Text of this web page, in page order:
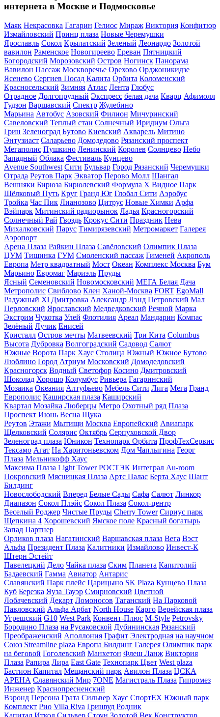
интернета в Москве и Подмосковье
Маяк Некрасовка Гагарин Гелиос Мираж Виктория Конфитюр
Измайловский Принц плаза Новые Черемушки
Ярославль Сокол Крылатский Зеленый Леонардо Золотой
вавилон Раменское Новогиреево Ереван Пятницкий
Богородский Морозовский Остров Ногинск Панорама
Вавилон Пассаж Москворечье Орехово Орджоникидзе
Ясенево Cергиев Посад Калита Орбита Коломенский
Красносельский Зимняя Атлас Лента Глобус
Отрадное Долгопрудный Экспресс белая дача Кварц Афимолл
Гудзон Варшавский Спектр Жулебино
Марьина Автобус Азовский Филион Мичуринский
Савеловский Теплый стан Солнечный Иридиум Ольга
Грин Зеленоград Бутово Киевский Акварель Митино
Энтузиаст Саларьево Домодедово Рязанский проспект
Мегаполис Пушкино Ленинский Королев Солнцево Небо
Западный Облака Фестиваль Кунцево
Avenue Southwest Сити Бульвар Город Рязанский Черемушки
Отрада Реутов Парк Экватор Перово Молл Шангал
Вешняки Бирюза Бирюлевский Формула X Видное Парк
Шёлковый Путь Круг Гранд Юг Глобал Сити Аэробус
Тройка Час Пик Лианозово Цитрус Новые Химки Арфа
Вэйпарк Митинский радиорынок Ладья Красногорский
Солнечный Рай Гвоздь Крокус Сити Праздник Нева
Михалковский Парус Тимирязевский Метромаркет Галерея
Аэропорт
Арена Плаза Райкин Плаза Савёловский Олимпик Плаза
ЦУМ Тишинка ГУМ Смоленский пассаж Гименей Акрополь
Европа Метр квадратный Мост Океан Комплекс Москва Бум
Марьино Евромаг Мариэль Пруды
Ясный Семеновский Новомосковский МЕГА Белая Дача
Метрополис Свиблово Клен Ханой-Москва FORT EgoMall
Радужный Xl Дмитровка Александр Лэнд Петровский Мал
Перловский Ярославский Медведковский Речной Марка
Экстрим Чукотка Улей Флотилия Ареал Мандарин Компас
Зелёный Лучик Енисей
Кристалл Остров мечты Матвеевский Три Кита Columbus
Высота Дубровка Волгоградский Садовод Салют
Южные Ворота Парк Хаус Столица Южный Южное Бутово
Люблино Город Атриум Московский Домодедовский
Красногорск Водный Светофор Косино Дмитровский
Шоколад Хорошо Колумбус Ривьера Гагаринский
Мозаика Океания Алтуфьево Мебель Сити Лига Мега Гранд
Европолис Каширская плаза Каширский
Квартал Мозайка Люберцы Метро Охотный ряд Плаза
Проспект Июнь Весна Щука
Реутов Этажи Мытищи Москва Европейский Авиапарк
Щелковский Солярис Октябрь Серпуховской Двор
Зеленоград плаза Юникон Технопарк Орбита ПрофТехСервис
Тексамо Агат На Харитоньевском Дом Чаплыгина Георг
Плаза Мельникофф Хаус
Максима Плаза Light Tower РОСТЭК Интеграл Au-room
Покровский Мясницкая Плаза Артс Палас Берта Хаус Шант
Билдинг
Новослободский Вперед Белые Сады Сафа Салют Линкор
Диапазон Сокол Плэйс Сокол Плаза Сокол-центр
Веселый Роджер Чистые Пруды Cherry Tower Сириус парк
Щепкина 4 Хорошевский Ямское поле Красный богатырь
Запад Партнер
Орликов плаза Нагатинский Варшавская плаза Вега Вэст
Альфа Президент Плаза Калитники Измайлово Инвест-К
Штерн Эстейт
Павелецкий Дело Чайка плаза Ским Планета Капитолий
Бадаевский Гамма Авиатор Антарис
Славянский Парк плейс Царицыно SK Plaza Кунцево Плаза
Куб Березка Яуза Тауэр Смирновский Цветной
Лобачевский Декарт Ломоносов Таганский На Парковой
Павловский Альфа Арбат North House Карго Верейская плаза
Угрешский G10 West Park Конвент-Плюс M-Style Petrovsky
Бородино Плаза на Русаковской Дубининская Рязанский
Преображенский Аполлония Графит Электродная на научном
Союз Streamline plaza Европа Билдинг Галерея Олимпик парк
на беговой Гоголевский Манхетон Флеш Ланж Виктория
Плаза Рапира Лира East Gate Технопарк Цвет West plaza
Бастион Капитал Мещанский парк Авилон Плаза ЦСКА
АРЕНА Славянский Мир 7ONE Магистраль Плаза Гипромез
Инженер Краснопресненский
Вэронд Персона Грата Сильвер Хаус СпортЕХ Южный парк
Комплект Рио Villa Riva Гринвуд Родник
Капитал Иткол Сильвер Стоун Золотой Век Конструктор